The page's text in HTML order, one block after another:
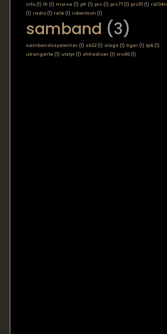
info (1) lfr (1) morse (1) pfr (1) prc (1) prc77 (1) prc111 (1) ra104n
(1) radio (1) relé (1) robertson (1)
samband (3)
sambandssystemer (1) sb22 (1) slags (1) tiger (1) tp6 (1)
utrangerte (1) utstyr (1) vhfradioer (1) vrc46 (1)